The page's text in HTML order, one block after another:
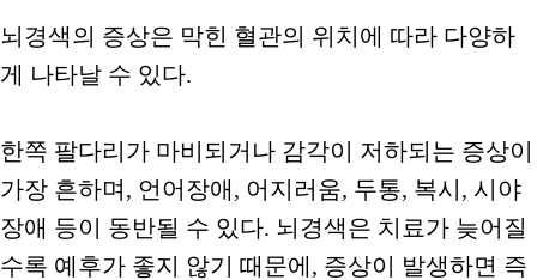
뇌경색의 증상은 막힌 혈관의 위치에 따라 다양하
게 나타날 수 있다.
한쪽 팔다리가 마비되거나 감각이 저하되는 증상이
가장 흔하며, 언어장애, 어지러움, 두통, 복시, 시야
장애 등이 동반될 수 있다. 뇌경색은 치료가 늦어질
수록 예후가 좋지 않기 때문에, 증상이 발생하면 즉